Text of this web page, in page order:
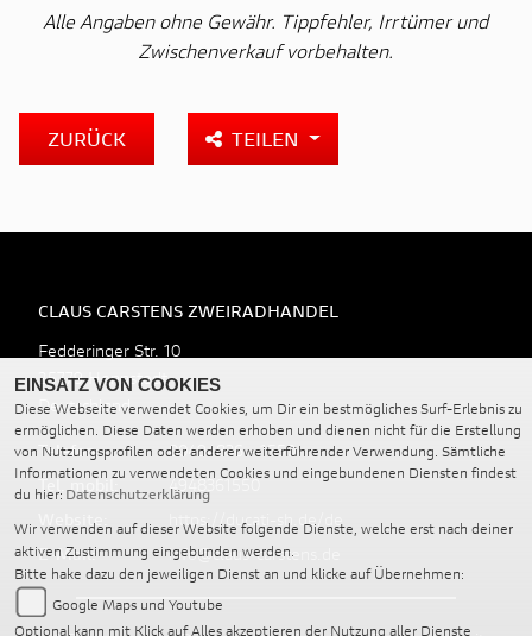
Alle Angaben ohne Gewähr. Tippfehler, Irrtümer und
Zwischenverkauf vorbehalten.
ZURÜCK TEILEN
CLAUS CARSTENS ZWEIRADHANDEL
Fedderinger Str. 10
25779 Hennstedt
Deutschland
Telefon:
00494836 - 1550
Tel. mobil:
4948361550
Website:
https://ducati-sh.de/de
E-Mail:
info@claus-carstens.de
EINSATZ VON COOKIES
Diese Webseite verwendet Cookies, um Dir ein bestmögliches Surf-Erlebnis zu
ermöglichen. Diese Daten werden erhoben und dienen nicht für die Erstellung
von Nutzungsprofilen oder anderer weiterführender Verwendung. Sämtliche
Informationen zu verwendeten Cookies und eingebundenen Diensten findest
du hier: Datenschutzerklärung
Wir verwenden auf dieser Website folgende Dienste, welche erst nach deiner
aktiven Zustimmung eingebunden werden.
Bitte hake dazu den jeweiligen Dienst an und klicke auf Übernehmen:
Google Maps und Youtube
Optional kann mit Klick auf Alles akzeptieren der Nutzung aller Dienste